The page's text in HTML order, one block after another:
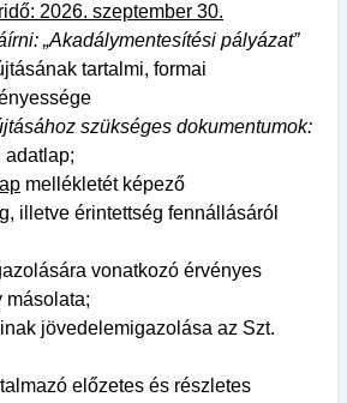
2026. szeptember 30.
„Akadálymentesítési pályázat”
tartalmi, formai
szükséges dokumentumok:
adatlap;
mellékletét képező
illetve érintettség fennállásáról
vonatkozó érvényes
másolata;
jövedelemigazolása az Szt.
előzetes és részletes